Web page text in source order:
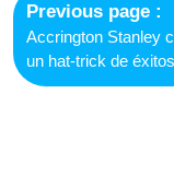
Previous page
Accrington Stanley
un hat-trick de éxitos